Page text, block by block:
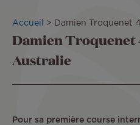
Fil
d'Ariane
Accueil Damien Troquenet
Damien Troquenet
Australie
Pour sa première course